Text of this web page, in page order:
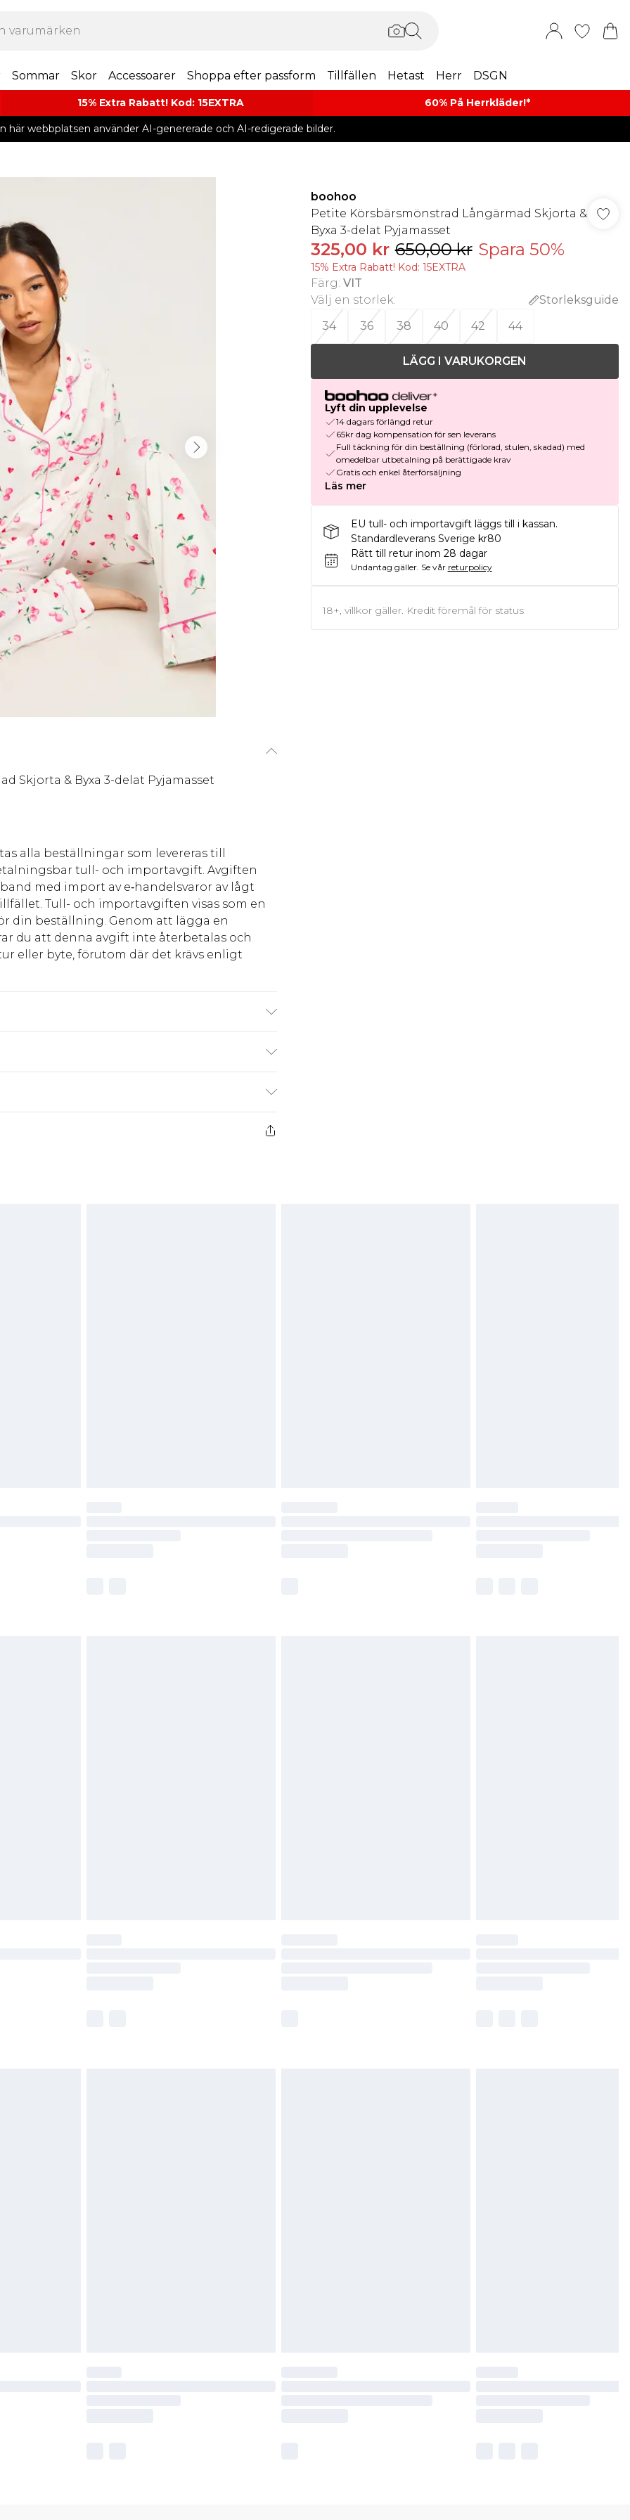
Sommar Skor Accessoarer Shoppa efter passform Tillfällen Hetast Herr DSGN
15% Extra Rabatt! Kod: 15EXTRA 60% På Herrkläder!*​
här webbplatsen använder AI-genererade och AI-redigerade bilder.
Skjorta & Byxa 3-delat Pyjamasset
alla beställningar som levereras till
tull- och importavgift. Avgiften
med import av e‑handelsvaror av lågt
Tull- och importavgiften visas som en
din beställning. Genom att lägga en
du att denna avgift inte återbetalas och
eller byte, förutom där det krävs enligt
kr80
kr239
badkläder eller underkläder om
boohoo
Petite Körsbärsmönstrad Långärmad Skjorta &
Byxa 3-delat Pyjamasset
325,00 kr 650,00 kr Spara 50%
15% Extra Rabatt! Kod: 15EXTRA
Färg: VIT
Välj en storlek:
Storleksguide
34
36 38 40 42 44
LÄGG I VARUKORGEN
Lyft din upplevelse
14 dagars förlängd retur
65kr dag kompensation för sen leverans
Full täckning för din beställning (förlorad, stulen, skadad) med
omedelbar utbetalning på berättigade krav
Gratis och enkel återförsäljning
Läs mer
EU tull- och importavgift läggs till i kassan.
Standardleverans Sverige kr80
Rätt till retur inom 28 dagar
Undantag gäller. Se vår returpolicy
18+, villkor gäller. Kredit föremål för status